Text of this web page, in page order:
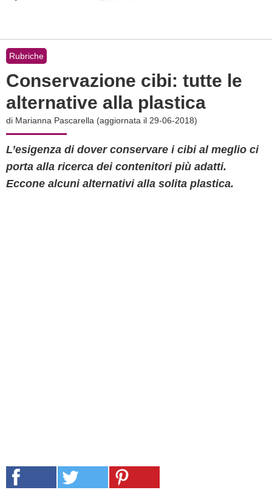
Rubriche
Conservazione cibi: tutte le
alternative alla plastica
di Marianna Pascarella (aggiornata il 29-06-2018)
L’esigenza di dover conservare i cibi al meglio ci
porta alla ricerca dei contenitori più adatti.
Eccone alcuni alternativi alla solita plastica.